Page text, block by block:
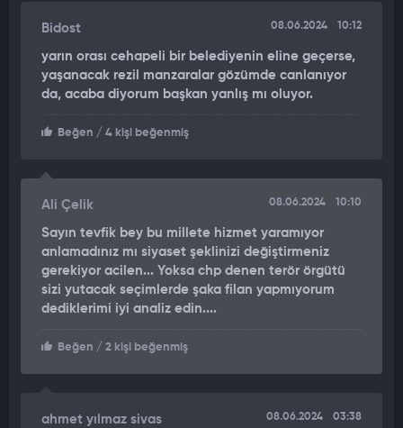
Bidost 08.06.2024 10:12
yarın orası cehapeli bir belediyenin eline geçerse,
yaşanacak rezil manzaralar gözümde canlanıyor
da, acaba diyorum başkan yanlış mı oluyor.
Beğen / 4 kişi beğenmiş
Ali Çelik 08.06.2024 10:10
Sayın tevfik bey bu millete hizmet yaramıyor
anlamadınız mı siyaset şeklinizi değiştirmeniz
gerekiyor acilen... Yoksa chp denen terör örgütü
sizi yutacak seçimlerde şaka filan yapmıyorum
dediklerimi iyi analiz edin....
Beğen / 2 kişi beğenmiş
ahmet yılmaz sivas 08.06.2024 03:38